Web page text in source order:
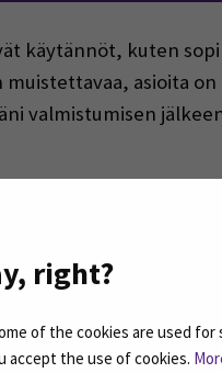
right?
of the cookies are used
accept the use of cookies.
käytännöt, kuten
asioita
valmistumisen
itseään paremmin.
Vaikka totta kai
on pitänyt vain